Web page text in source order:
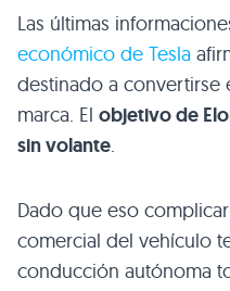
Las últimas
económico de Tesla
destinado a convertirse
marca. El objetivo de
sin volante.
Dado que eso
comercial del vehículo
conducción autónoma